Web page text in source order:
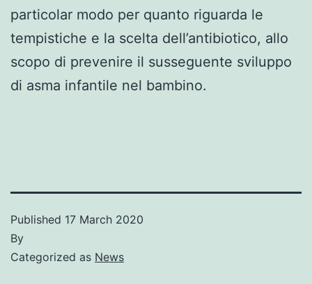
particolar modo per quanto riguarda le
tempistiche e la scelta dell’antibiotico, allo
scopo di prevenire il susseguente sviluppo
di asma infantile nel bambino.
Published 17 March 2020
By
Categorized as News